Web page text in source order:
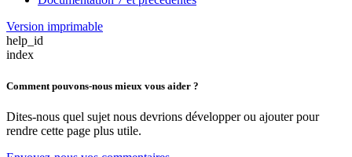
Version imprimable
help_id
index
Comment pouvons-nous mieux vous aider ?
Dites-nous quel sujet nous devrions développer ou ajouter pour
rendre cette page plus utile.